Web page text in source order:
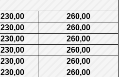
230,00
260,00
230,00
260,00
230,00
260,00
230,00
260,00
230,00
260,00
230,00
260,00